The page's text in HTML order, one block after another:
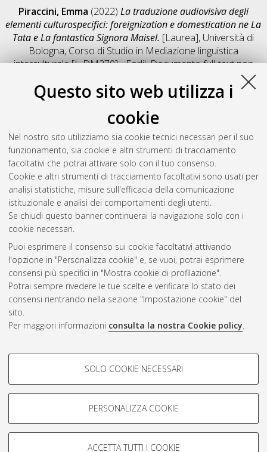
Questo sito web utilizza i
cookie
Nel nostro sito utilizziamo sia cookie tecnici necessari per il suo
funzionamento, sia cookie e altri strumenti di tracciamento
facoltativi che potrai attivare solo con il tuo consenso.
Cookie e altri strumenti di tracciamento facoltativi sono usati per
analisi statistiche, misure sull'efficacia della comunicazione
istituzionale e analisi dei comportamenti degli utenti.
Se chiudi questo banner continuerai la navigazione solo con i
cookie necessari.
Puoi esprimere il consenso sui cookie facoltativi attivando
l'opzione in "Personalizza cookie" e, se vuoi, potrai esprimere
consensi più specifici in "Mostra cookie di profilazione".
Potrai sempre rivedere le tue scelte e verificare lo stato dei
consensi rientrando nella sezione "Impostazione cookie" del
sito.
Per maggiori informazioni consulta la nostra Cookie policy.
COOKIE DI PROFILAZIONE -
Si tratta di cookie utilizzati per analizzare le caratteristiche della
navigazione degli utenti, creare profili in base al loro comportamento
Mostra cookie di profilazione
SOLO COOKIE NECESSARI
PERSONALIZZA COOKIE
ACCETTA TUTTI I COOKIE
Piraccini, Emma (2022) La traduzione audiovisiva degli
elementi culturospecifici: foreignization e domestication ne La
Tata e La fantastica Signora Maisel. [Laurea], Università di
Bologna, Corso di Studio in Mediazione linguistica
interculturale [L-DM270] - Forli', Documento full-text non
Salva citazione
Condividi
Il full-text non è disponibile per scelta dell'autore. (
Abstract
Altri metadati
Gestione del documento:
Atom
Rss 1.0
Rss 2.0
AMS Laurea
Impostazioni Cookie
Informativa sulla privacy
Condizioni d’uso del sito